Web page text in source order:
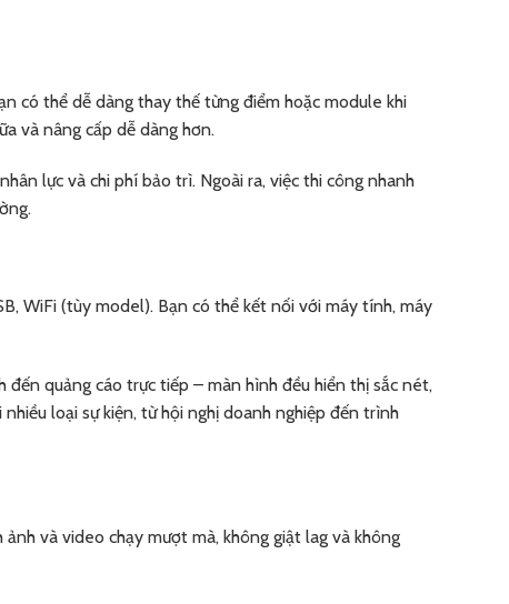
có thể dễ dàng thay thế từng điểm hoặc module khi
và nâng cấp dễ dàng hơn.
lực và chi phí bảo trì. Ngoài ra, việc thi công nhanh
WiFi (tùy model). Bạn có thể kết nối với máy tính, máy
quảng cáo trực tiếp – màn hình đều hiển thị sắc nét,
loại sự kiện, từ hội nghị doanh nghiệp đến trình
và video chạy mượt mà, không giật lag và không